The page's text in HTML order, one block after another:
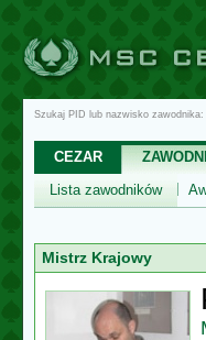
Szukaj PID lub nazwisko zawodnika:
CEZAR
Lista zawodników
Mistrz Krajowy